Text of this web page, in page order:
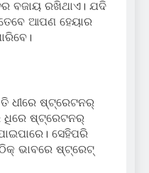
ବଜାୟ ରଖିଥାଏ। ଯଦି
ଆପଣ ହେୟାର
ଧୀରେ ଷ୍ଟ୍ରେଟନର୍
ଧିରେ ଷ୍ଟ୍ରେଟନର୍
ସେହିପରି
ଠିକ୍ ଭାବରେ ଷ୍ଟ୍ରେଟ୍